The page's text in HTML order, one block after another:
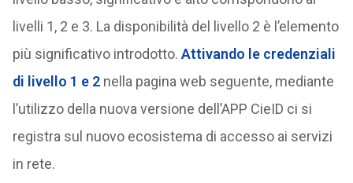
livelli 1, 2 e 3. La disponibilità del livello 2 è l’elemento
più significativo introdotto. Attivando le credenziali
di livello 1 e 2nella pagina web seguente, mediante
l’utilizzo della nuova versione dell’APP CieID ci si
registra sul nuovo ecosistema di accesso ai servizi
in rete.